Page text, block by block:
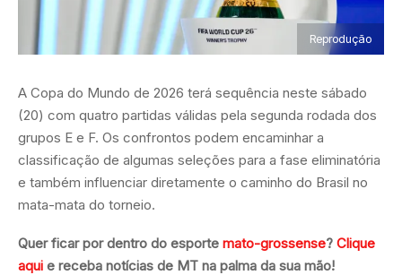
Reprodução
A Copa do Mundo de 2026 terá sequência neste sábado
(20) com quatro partidas válidas pela segunda rodada dos
grupos E e F. Os confrontos podem encaminhar a
classificação de algumas seleções para a fase eliminatória
e também influenciar diretamente o caminho do Brasil no
mata-mata do torneio.
Quer ficar por dentro do esporte mato-grossense? Clique
aqui e receba notícias de MT na palma da sua mão!